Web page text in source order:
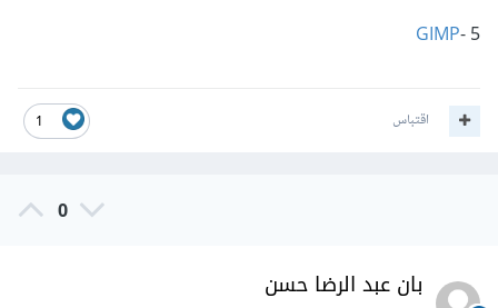
5 -
GIMP
1 اقتباس
0
بان عبد الرضا حسن